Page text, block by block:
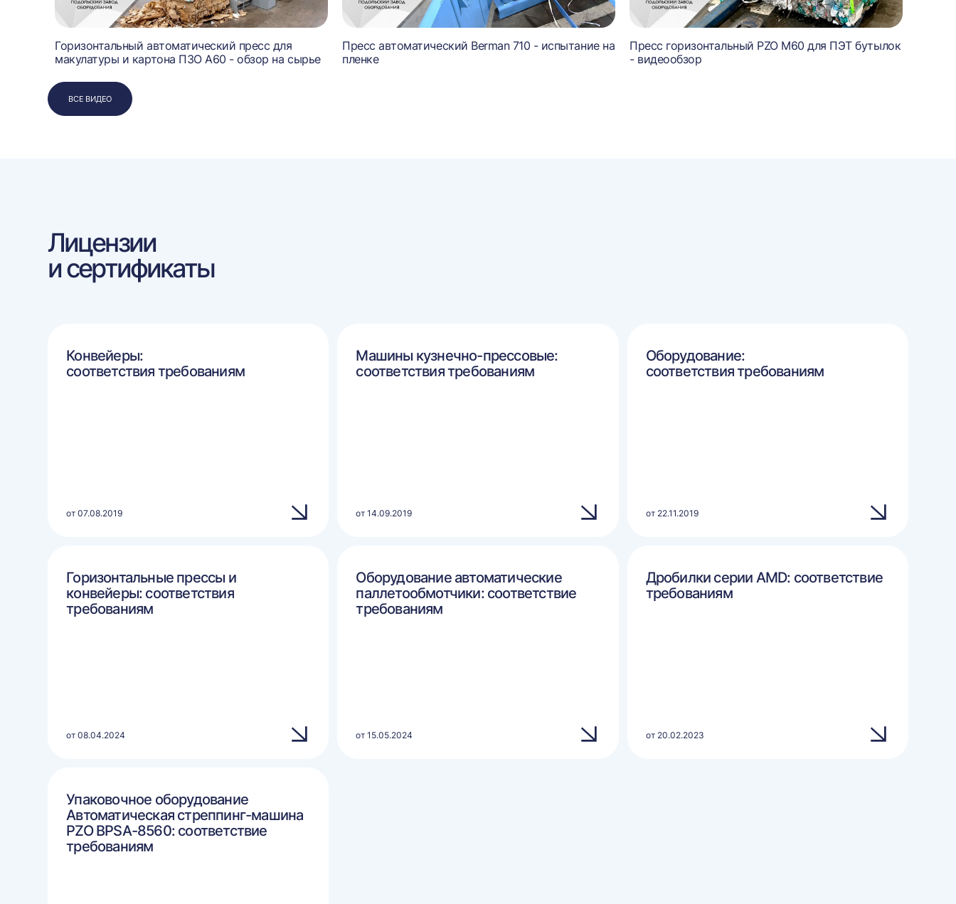
Горизонтальный автоматический пресс для
макулатуры и картона ПЗО А60 - обзор на сырье
Пресс автоматический Berman 710 - испытание на
пленке
Пресс горизонтальный PZO M60 для ПЭТ бутылок
- видеообзор
ВСЕ ВИДЕО
Лицензии
и сертификаты
Конвейеры:
соответствия требованиям
от 07.08.2019
Машины кузнечно-прессовые:
соответствия требованиям
от 14.09.2019
Оборудование:
соответствия требованиям
от 22.11.2019
Горизонтальные прессы и
конвейеры: соответствия
требованиям
от 08.04.2024
Оборудование автоматические
паллетообмотчики: соответствие
требованиям
от 15.05.2024
Дробилки серии AMD: соответствие
требованиям
от 20.02.2023
Упаковочное оборудование
Автоматическая стреппинг-машина
PZO BPSA-8560: соответствие
требованиям